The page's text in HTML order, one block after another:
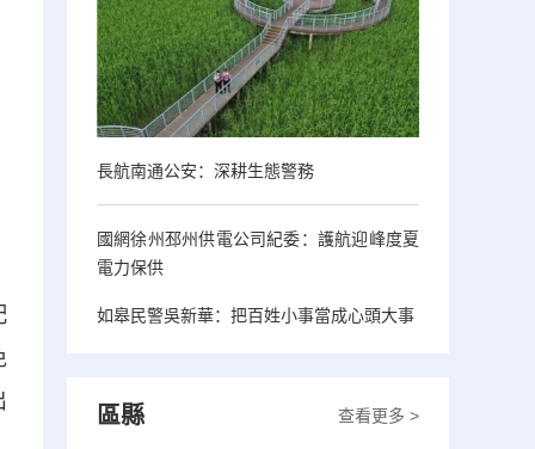
長航南通公安：深耕生態警務
國網徐州邳州供電公司紀委：護航迎峰度夏
電力保供
如皋民警吳新華：把百姓小事當成心頭大事
查看更多 >
區縣